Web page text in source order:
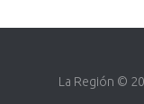
La Región ©